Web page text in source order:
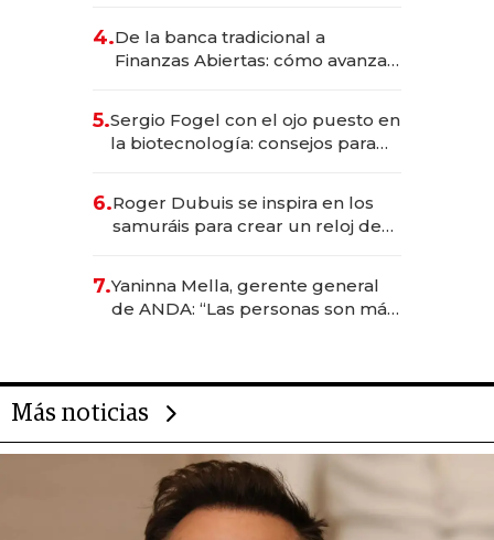
4.De la banca tradicional a
Finanzas Abiertas: cómo avanza
5.Sergio Fogel con el ojo puesto en
la biotecnología: consejos para
6.Roger Dubuis se inspira en los
samuráis para crear un reloj de
7.Yaninna Mella, gerente general
de ANDA: “Las personas son más
Más noticias